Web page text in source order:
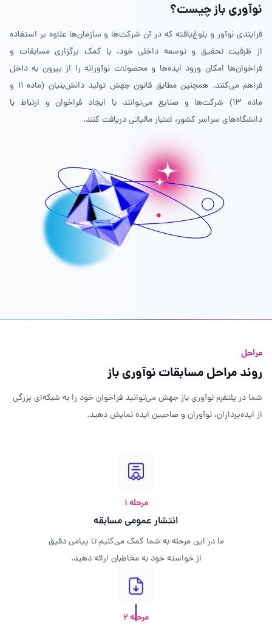
نوآوری باز چیست؟
فرایندی نوآور و بلوغ‌یافته که در آن شرکت‌ها و سازمان‌ها علاوه بر استفاده
از ظرفیت تحقیق و توسعه داخلی خود، با کمک برگزاری مسابقات و
فراخوان‌ها امکان ورود ایده‌ها و محصولات نوآورانه را از بیرون به داخل
فراهم می‌کنند. همچنین مطابق قانون جهش تولید دانش‌بنیان (ماده ۱۱ و
ماده ۱۳) شرکت‌ها و صنایع می‌توانند با ایجاد فراخوان و ارتباط با
دانشگاه‌های سراسر کشور، اعتبار مالیاتی دریافت کنند.
مراحل
روند مراحل مسابقات نوآوری باز
شما در پلتفرم نوآوری باز جهش می‌توانید فراخوان خود را به شبکه‌ای بزرگی
از ایده‌پردازان، نوآوران و صاحبین ایده نمایش دهید.
مرحله ۱
انتشار عمومی مسابقه
ما در این مرحله به شما کمک می‌کنیم تا پیامی دقیق
از خواسته خود به مخاطبان ارائه دهید.
مرحله ۲